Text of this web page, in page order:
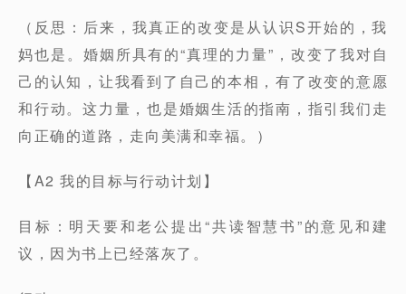
（反思：后来，我真正的改变是从认识S开始的，我
妈也是。婚姻所具有的“真理的力量”，改变了我对自
己的认知，让我看到了自己的本相，有了改变的意愿
和行动。这力量，也是婚姻生活的指南，指引我们走
向正确的道路，走向美满和幸福。）
【A2 我的目标与行动计划】
目标：明天要和老公提出“共读智慧书”的意见和建
议，因为书上已经落灰了。